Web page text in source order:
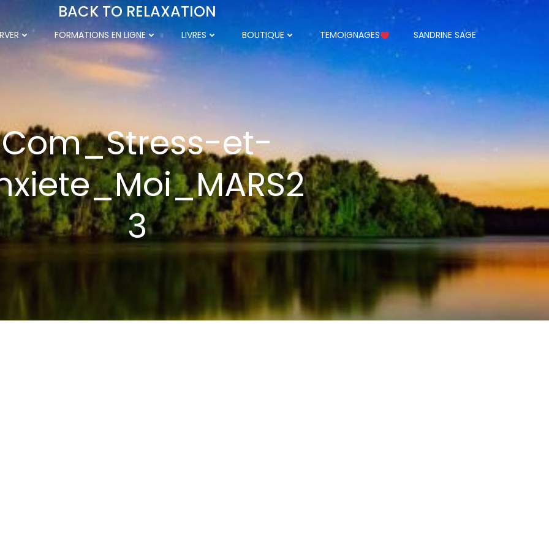
BACK TO RELAXATION
FORMATIONS EN LIGNE LIVRES BOUTIQUE TEMOIGNAGES SANDRINE SAGE
Com_Stress-et-
3